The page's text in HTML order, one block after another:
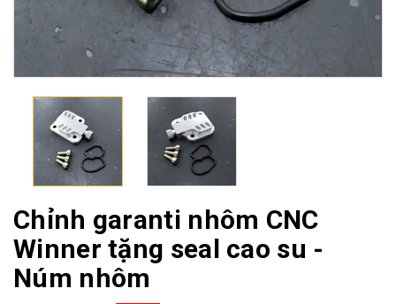
Chỉnh garanti nhôm CNC
Winner tặng seal cao su -
Núm nhôm